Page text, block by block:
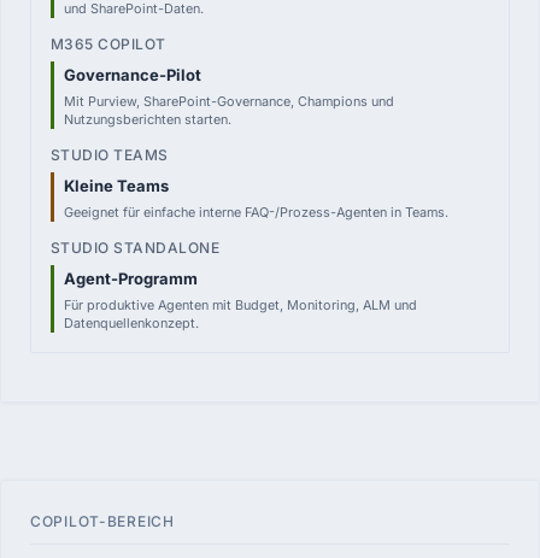
und SharePoint-Daten.
Governance-Pilot
Mit Purview, SharePoint-Governance, Champions und
Nutzungsberichten starten.
Kleine Teams
Geeignet für einfache interne FAQ-/Prozess-Agenten in Teams.
Agent-Programm
Für produktive Agenten mit Budget, Monitoring, ALM und
Datenquellenkonzept.
COPILOT-BEREICH